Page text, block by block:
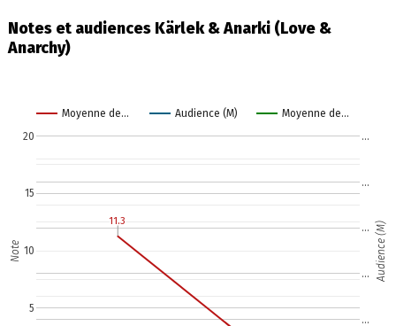
Notes et audiences Kärlek & Anarki (Love &
Anarchy)
Moyenne de… Audience (M) Moyenne de…
5
10
15
20
…
…
…
…
…
11.3
11.3
Note Audience (M)